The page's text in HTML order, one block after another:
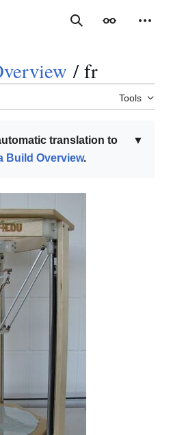
SearchAppearance
/ fr
Tools
▼
translation to
Build Overview.